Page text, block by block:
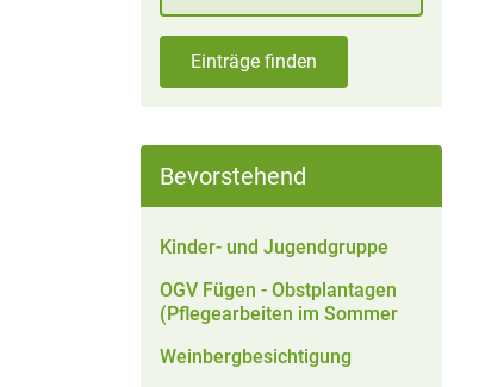
Einträge finden
Bevorstehend
Kinder- und Jugendgruppe
OGV Fügen - Obstplantagen
(Pflegearbeiten im Sommer
Weinbergbesichtigung